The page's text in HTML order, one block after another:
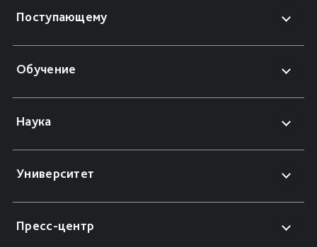
Поступающему
Обучение
Наука
Университет
Пресс-центр